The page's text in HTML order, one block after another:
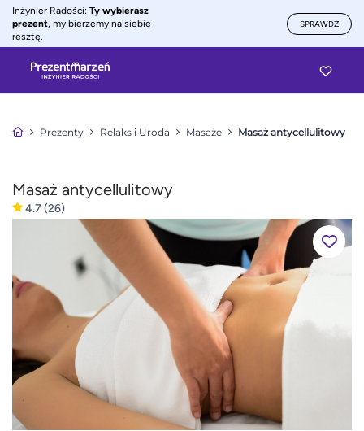
Inżynier Radości: Ty wybierasz
prezent, my bierzemy na siebie
resztę.
SPRAWDŹ
Prezenty Relaks i Uroda Masaże Masaż antycellulitowy
Masaż antycellulitowy
4.7(26)